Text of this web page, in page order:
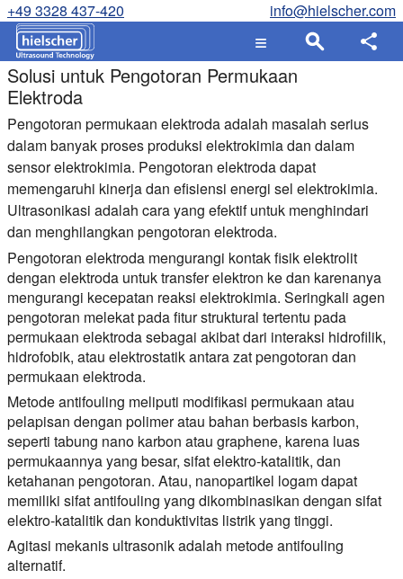
+49 3328 437-420 info@hielscher.com
Solusi untuk Pengotoran Permukaan
Elektroda
Pengotoran permukaan elektroda adalah masalah serius
dalam banyak proses produksi elektrokimia dan dalam
sensor elektrokimia. Pengotoran elektroda dapat
memengaruhi kinerja dan efisiensi energi sel elektrokimia.
Ultrasonikasi adalah cara yang efektif untuk menghindari
dan menghilangkan pengotoran elektroda.
Pengotoran elektroda mengurangi kontak fisik elektrolit
dengan elektroda untuk transfer elektron ke dan karenanya
mengurangi kecepatan reaksi elektrokimia. Seringkali agen
pengotoran melekat pada fitur struktural tertentu pada
permukaan elektroda sebagai akibat dari interaksi hidrofilik,
hidrofobik, atau elektrostatik antara zat pengotoran dan
permukaan elektroda.
Metode antifouling meliputi modifikasi permukaan atau
pelapisan dengan polimer atau bahan berbasis karbon,
seperti tabung nano karbon atau graphene, karena luas
permukaannya yang besar, sifat elektro-katalitik, dan
ketahanan pengotoran. Atau, nanopartikel logam dapat
memiliki sifat antifouling yang dikombinasikan dengan sifat
elektro-katalitik dan konduktivitas listrik yang tinggi.
Agitasi mekanis ultrasonik adalah metode antifouling
alternatif.